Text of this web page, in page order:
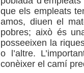
que els empleats
amos, diuen el
pobres; això és
posseeixen la
o l’altre.
conèixer el camí